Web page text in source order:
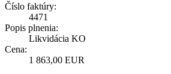
Číslo faktúry:
4471
Popis plnenia:
Likvidácia KO
Cena:
1 863,00 EUR